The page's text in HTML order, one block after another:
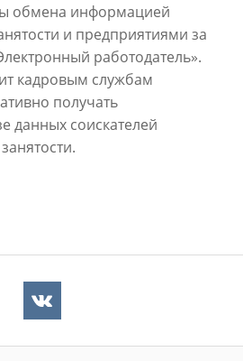
обмена информацией
и предприятиями за
работодатель».
кадровым службам
получать
данных соискателей